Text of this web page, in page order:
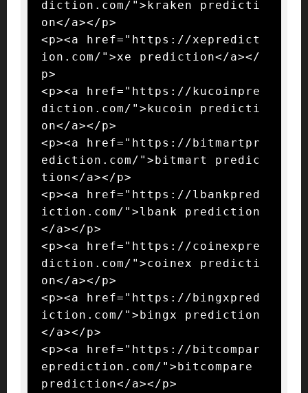
diction.com/">kraken predicti
on</a></p>
<p><a href="https://xepredict
ion.com/">xe prediction</a></
p>
<p><a href="https://kucoinpre
diction.com/">kucoin predicti
on</a></p>
<p><a href="https://bitmartpr
ediction.com/">bitmart predic
tion</a></p>
<p><a href="https://lbankpred
iction.com/">lbank prediction
</a></p>
<p><a href="https://coinexpre
diction.com/">coinex predicti
on</a></p>
<p><a href="https://bingxpred
iction.com/">bingx prediction
</a></p>
<p><a href="https://bitcompar
eprediction.com/">bitcompare
prediction</a></p>